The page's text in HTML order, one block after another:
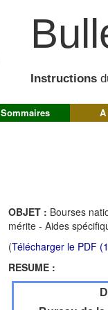
Instructions
Sommaires
OBJET : Bourses
mérite - Aides
(Télécharger le PDF
RESUME :